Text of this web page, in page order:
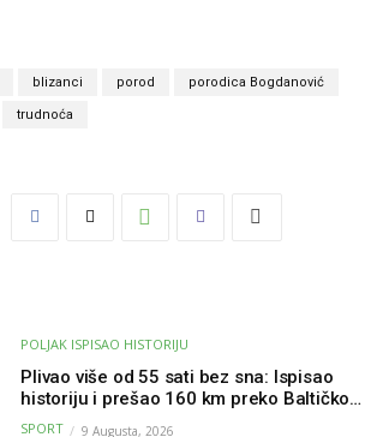
blizanci porod porodica Bogdanović
trudnoća
POLJAK ISPISAO HISTORIJU
Plivao više od 55 sati bez sna: Ispisao
historiju i prešao 160 km preko Baltičkog
mora – a podvig posvetio djeci oboljeloj
SPORT 9 Augusta, 2026